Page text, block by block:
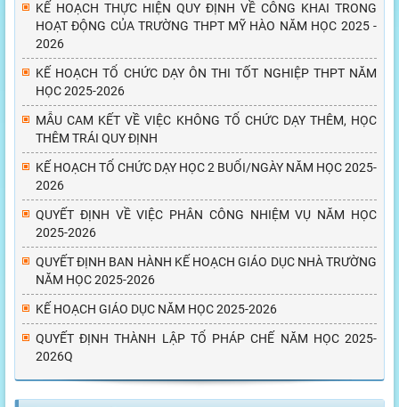
KẾ HOẠCH THỰC HIỆN QUY ĐỊNH VỀ CÔNG KHAI TRONG
HOẠT ĐỘNG CỦA TRƯỜNG THPT MỸ HÀO NĂM HỌC 2025 -
2026
KẾ HOẠCH TỔ CHỨC DẠY ÔN THI TỐT NGHIỆP THPT NĂM
HỌC 2025-2026
MẪU CAM KẾT VỀ VIỆC KHÔNG TỔ CHỨC DẠY THÊM, HỌC
THÊM TRÁI QUY ĐỊNH
KẾ HOẠCH TỔ CHỨC DẠY HỌC 2 BUỔI/NGÀY NĂM HỌC 2025-
2026
QUYẾT ĐỊNH VỀ VIỆC PHÂN CÔNG NHIỆM VỤ NĂM HỌC
2025-2026
QUYẾT ĐỊNH BAN HÀNH KẾ HOẠCH GIÁO DỤC NHÀ TRƯỜNG
NĂM HỌC 2025-2026
KẾ HOẠCH GIÁO DỤC NĂM HỌC 2025-2026
QUYẾT ĐỊNH THÀNH LẬP TỔ PHÁP CHẾ NĂM HỌC 2025-
2026Q